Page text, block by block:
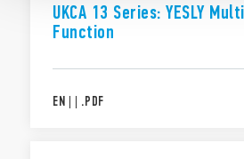
UKCA 13 Series: YESLY
Function
EN | | .PDF